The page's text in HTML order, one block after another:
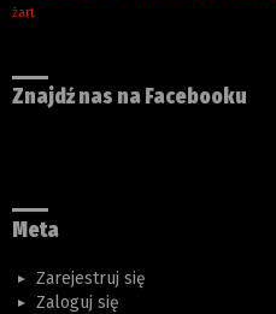
żart
Znajdź nas na Facebooku
Meta
Zarejestruj się
Zaloguj się